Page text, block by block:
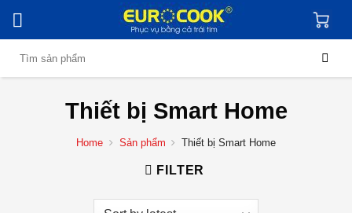
content
Thiết bị Smart Home
Home Sản phẩm Thiết bị Smart Home
FILTER